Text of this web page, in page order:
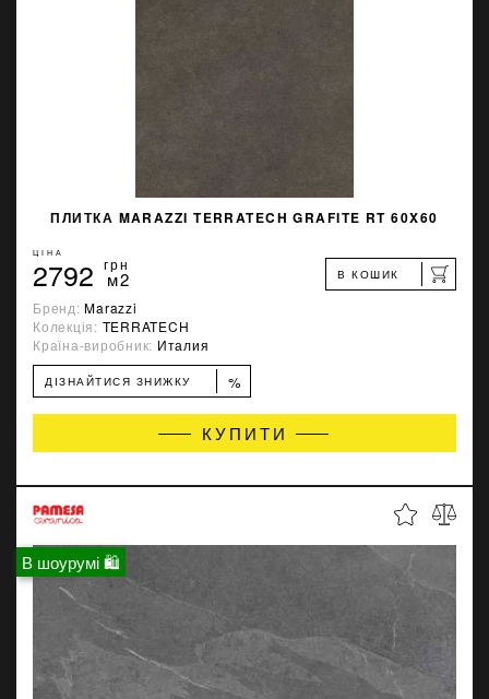
ПЛИТКА MARAZZI TERRATECH GRAFITE RT 60X60
ЦІНА
2792 грн
м2 В КОШИК
Бренд:Marazzi
Колекція: TERRATECH
Країна-виробник: Италия
ДІЗНАЙТИСЯ ЗНИЖКУ %
КУПИТИ
В шоурумі 🛍